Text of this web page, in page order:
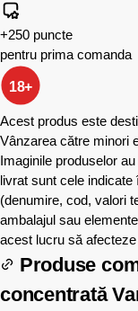
+250 puncte
pentru prima comanda
18+
Acest produs este
Vânzarea către minori
Imaginile produselor
livrat sunt cele
(denumire, cod, valori
ambalajul sau
acest lucru să
Produse
concentrată